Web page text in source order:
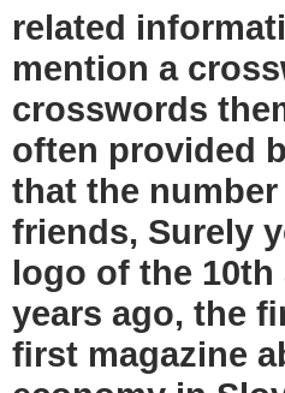
related
mention a
crosswords
often provided
that the
friends, Surely
logo of the
years ago, the
ﬁrst magazine